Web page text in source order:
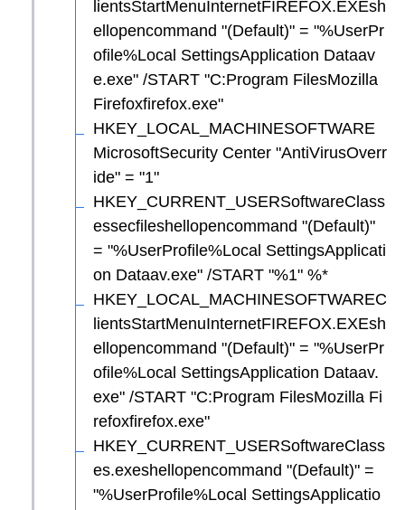
lientsStartMenuInternetFIREFOX.EXEsh
ellopencommand "(Default)" = "%UserPr
ofile%Local SettingsApplication Dataav
e.exe" /START "C:Program FilesMozilla
Firefoxfirefox.exe"
HKEY_LOCAL_MACHINESOFTWARE
MicrosoftSecurity Center "AntiVirusOverr
ide" = "1"
HKEY_CURRENT_USERSoftwareClass
essecfileshellopencommand "(Default)"
= "%UserProfile%Local SettingsApplicati
on Dataav.exe" /START "%1" %*
HKEY_LOCAL_MACHINESOFTWAREC
lientsStartMenuInternetFIREFOX.EXEsh
ellopencommand "(Default)" = "%UserPr
ofile%Local SettingsApplication Dataav.
exe" /START "C:Program FilesMozilla Fi
refoxfirefox.exe"
HKEY_CURRENT_USERSoftwareClass
es.exeshellopencommand "(Default)" =
"%UserProfile%Local SettingsApplicatio